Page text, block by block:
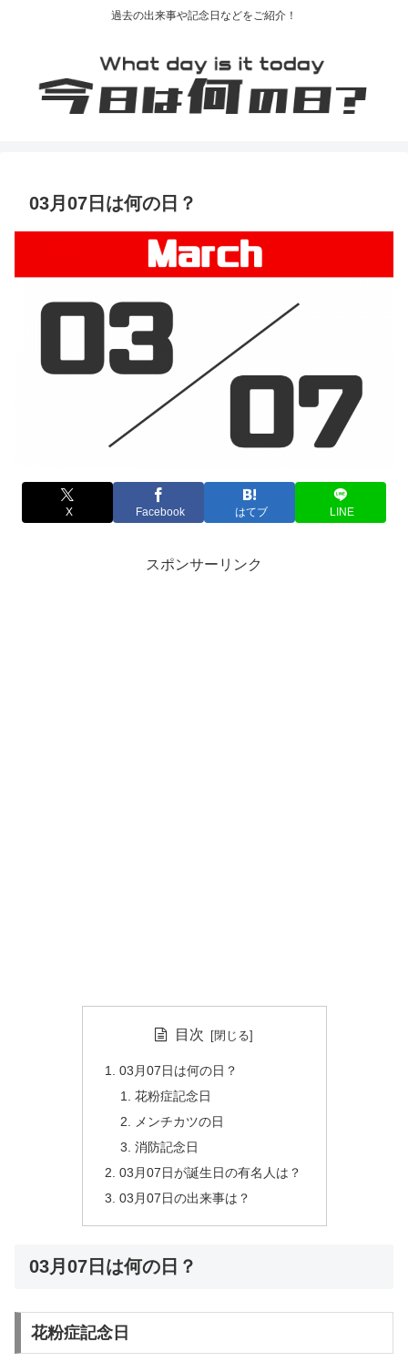
過去の出来事や記念日などをご紹介！
03月07日は何の日？
X Facebook はてブ LINE
スポンサーリンク
目次
03月07日は何の日？
花粉症記念日
メンチカツの日
消防記念日
03月07日が誕生日の有名人は？
03月07日の出来事は？
03月07日は何の日？
花粉症記念日